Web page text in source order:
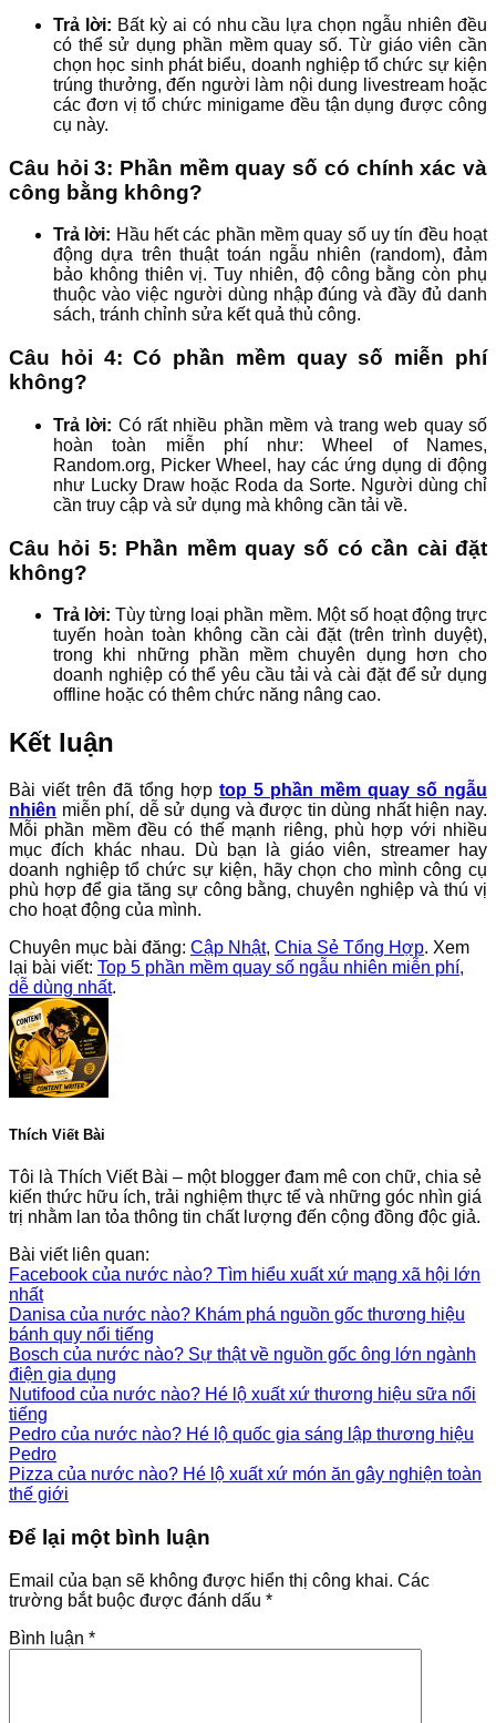
Trả lời: Bất kỳ ai có nhu cầu lựa chọn ngẫu nhiên đều
có thể sử dụng phần mềm quay số. Từ giáo viên cần
chọn học sinh phát biểu, doanh nghiệp tổ chức sự kiện
trúng thưởng, đến người làm nội dung livestream hoặc
các đơn vị tổ chức minigame đều tận dụng được công
cụ này.
Câu hỏi 3: Phần mềm quay số có chính xác và
công bằng không?
Trả lời: Hầu hết các phần mềm quay số uy tín đều hoạt
động dựa trên thuật toán ngẫu nhiên (random), đảm
bảo không thiên vị. Tuy nhiên, độ công bằng còn phụ
thuộc vào việc người dùng nhập đúng và đầy đủ danh
sách, tránh chỉnh sửa kết quả thủ công.
Câu hỏi 4: Có phần mềm quay số miễn phí
không?
Trả lời: Có rất nhiều phần mềm và trang web quay số
hoàn toàn miễn phí như: Wheel of Names,
Random.org, Picker Wheel, hay các ứng dụng di động
như Lucky Draw hoặc Roda da Sorte. Người dùng chỉ
cần truy cập và sử dụng mà không cần tải về.
Câu hỏi 5: Phần mềm quay số có cần cài đặt
không?
Trả lời:Tùy từng loại phần mềm. Một số hoạt động trực
tuyến hoàn toàn không cần cài đặt (trên trình duyệt),
trong khi những phần mềm chuyên dụng hơn cho
doanh nghiệp có thể yêu cầu tải và cài đặt để sử dụng
offline hoặc có thêm chức năng nâng cao.
Kết luận
Bài viết trên đã tổng hợp top 5 phần mềm quay số ngẫu
nhiên miễn phí, dễ sử dụng và được tin dùng nhất hiện nay.
Mỗi phần mềm đều có thế mạnh riêng, phù hợp với nhiều
mục đích khác nhau. Dù bạn là giáo viên, streamer hay
doanh nghiệp tổ chức sự kiện, hãy chọn cho mình công cụ
phù hợp để gia tăng sự công bằng, chuyên nghiệp và thú vị
cho hoạt động của mình.
Chuyên mục bài đăng: Cập Nhật, Chia Sẻ Tổng Hợp. Xem
lại bài viết: Top 5 phần mềm quay số ngẫu nhiên miễn phí,
dễ dùng nhất.
Thích Viết Bài
Tôi là Thích Viết Bài – một blogger đam mê con chữ, chia sẻ
kiến thức hữu ích, trải nghiệm thực tế và những góc nhìn giá
trị nhằm lan tỏa thông tin chất lượng đến cộng đồng độc giả.
Bài viết liên quan:
Facebook của nước nào? Tìm hiểu xuất xứ mạng xã hội lớn
nhất
Danisa của nước nào? Khám phá nguồn gốc thương hiệu
bánh quy nổi tiếng
Bosch của nước nào? Sự thật về nguồn gốc ông lớn ngành
điện gia dụng
Nutifood của nước nào? Hé lộ xuất xứ thương hiệu sữa nổi
tiếng
Pedro của nước nào? Hé lộ quốc gia sáng lập thương hiệu
Pedro
Pizza của nước nào? Hé lộ xuất xứ món ăn gây nghiện toàn
thế giới
Để lại một bình luận
Email của bạn sẽ không được hiển thị công khai. Các
trường bắt buộc được đánh dấu *
Bình luận *